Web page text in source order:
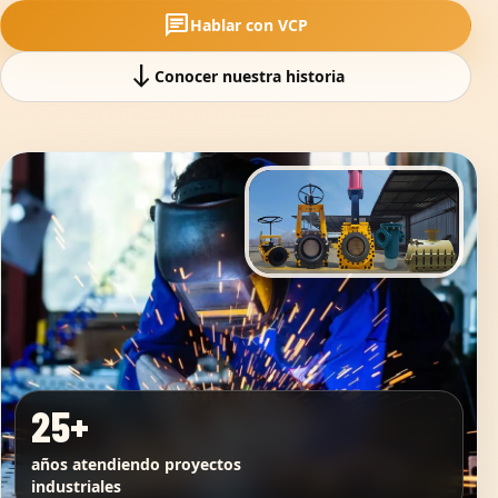
chatHablar con VCP
south Conocer nuestra historia
25+
años atendiendo proyectos
industriales